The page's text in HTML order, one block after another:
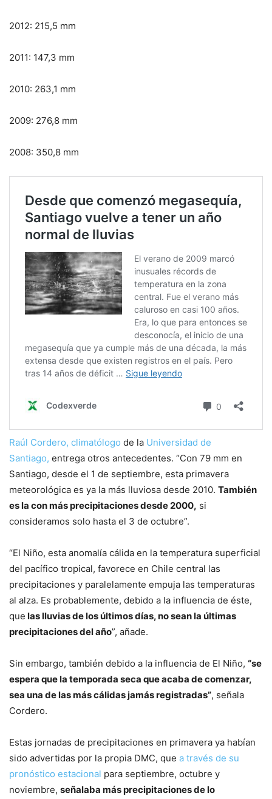
2012: 215,5 mm
2011: 147,3 mm
2010: 263,1 mm
2009: 276,8 mm
2008: 350,8 mm
Raúl Cordero, climatólogo de la Universidad de
Santiago, entrega otros antecedentes. “Con 79 mm en
Santiago, desde el 1 de septiembre, esta primavera
meteorológica es ya la más lluviosa desde 2010. También
es la con más precipitaciones desde 2000, si
consideramos solo hasta el 3 de octubre”.
“El Niño, esta anomalía cálida en la temperatura superficial
del pacífico tropical, favorece en Chile central las
precipitaciones y paralelamente empuja las temperaturas
al alza. Es probablemente, debido a la influencia de éste,
que las lluvias de los últimos días, no sean la últimas
precipitaciones del año”, añade.
Sin embargo, también debido a la influencia de El Niño, “se
espera que la temporada seca que acaba de comenzar,
sea una de las más cálidas jamás registradas”, señala
Cordero.
Estas jornadas de precipitaciones en primavera ya habían
sido advertidas por la propia DMC, que a través de su
pronóstico estacional para septiembre, octubre y
noviembre, señalaba más precipitaciones de lo